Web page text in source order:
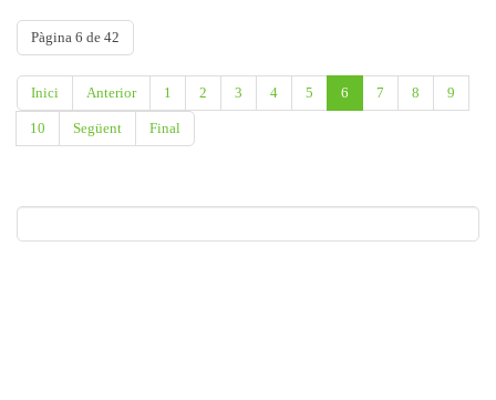
Pàgina 6 de 42
Inici Anterior 1 2 3 4 5 6 7 8 9
10 Següent Final